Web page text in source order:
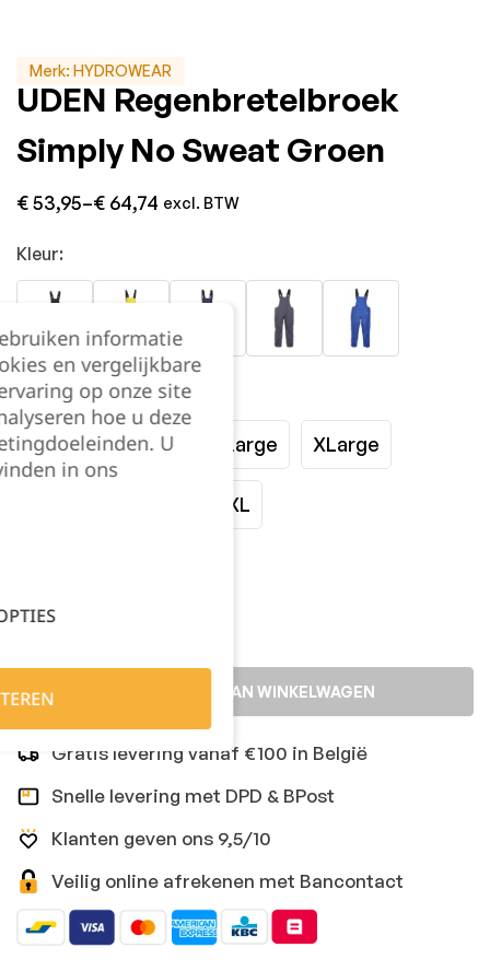
Merk: HYDROWEAR
UDEN Regenbretelbroek
Simply No Sweat Groen
€53,95–€ 64,74 excl. BTW
Kleur:
Maat:
Small Medium Large XLarge
4XL
TOEVOEGEN AAN WINKELWAGEN
Gratis levering vanaf €100 in België
Snelle levering met DPD & BPost
Klanten geven ons 9,5/10
Veilig online afrekenen met Bancontact
informatie
en vergelijkbare
op onze site
hoe u deze
U
in ons